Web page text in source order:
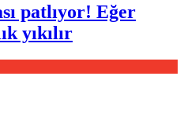
patlıyor! Eğer
yıkılır